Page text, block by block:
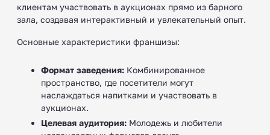
клиентам участвовать в аукционах прямо из барного
зала, создавая интерактивный и увлекательный опыт.
Основные характеристики франшизы:
Формат заведения: Комбинированное
пространство, где посетители могут
наслаждаться напитками и участвовать в
аукционах.
Целевая аудитория: Молодежь и любители